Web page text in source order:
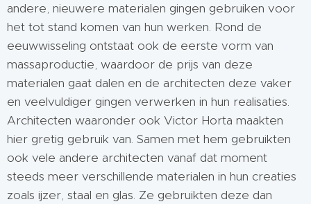
andere, nieuwere materialen gingen gebruiken voor
het tot stand komen van hun werken. Rond de
eeuwwisseling ontstaat ook de eerste vorm van
massaproductie, waardoor de prijs van deze
materialen gaat dalen en de architecten deze vaker
en veelvuldiger gingen verwerken in hun realisaties.
Architecten waaronder ook Victor Horta maakten
hier gretig gebruik van. Samen met hem gebruikten
ook vele andere architecten vanaf dat moment
steeds meer verschillende materialen in hun creaties
zoals ijzer, staal en glas. Ze gebruikten deze dan